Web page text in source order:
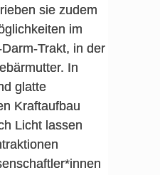
sie zudem
im
Trakt, in der
In
glatte
Kraftaufbau
Licht lassen